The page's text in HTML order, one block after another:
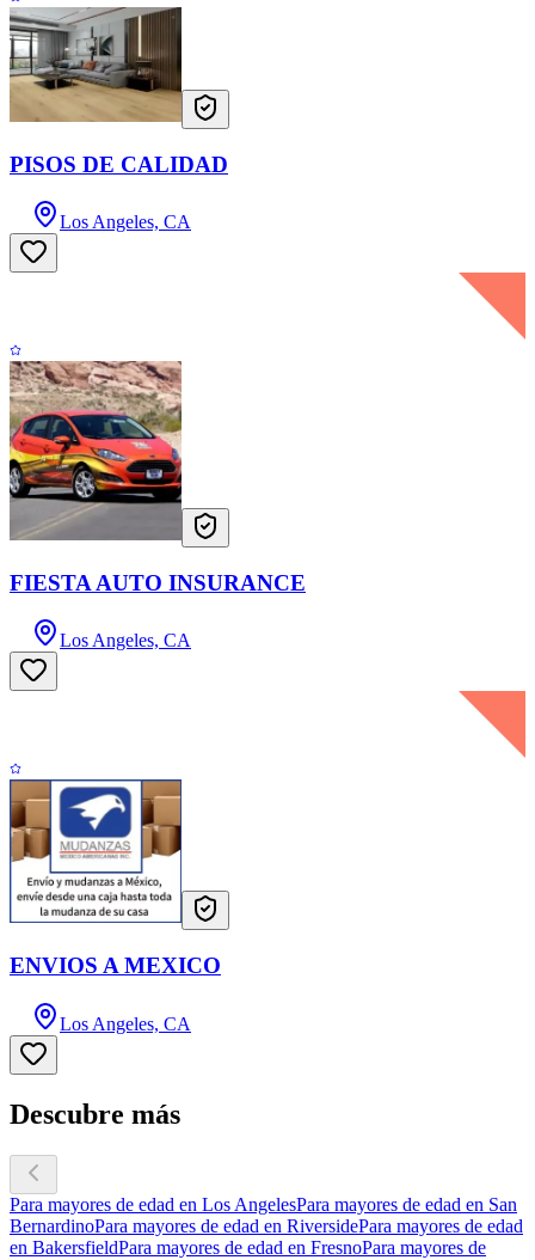
PISOS DE CALIDAD
Los Angeles, CA
FIESTA AUTO INSURANCE
Los Angeles, CA
ENVIOS A MEXICO
Los Angeles, CA
Descubre más
Para mayores de edad en Los AngelesPara mayores de edad en San
BernardinoPara mayores de edad en RiversidePara mayores de edad
en BakersfieldPara mayores de edad en FresnoPara mayores de